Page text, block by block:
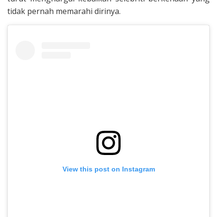
tidak pernah memarahi dirinya.
View this post on Instagram